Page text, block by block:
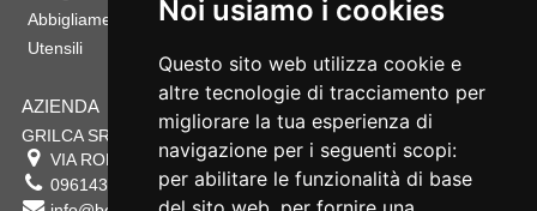
Noi usiamo i cookies
Questo sito web utilizza cookie e
altre tecnologie di tracciamento per
migliorare la tua esperienza di
navigazione per i seguenti scopi:
per abilitare le funzionalità di base
Abbigliamento Bambino
Utensili
AZIENDA
GRILCA SRL
VIA ROMA 180 88054 SERSALE CZ
0961432177